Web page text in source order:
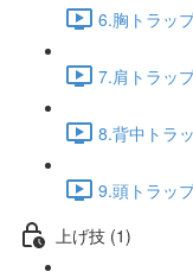
6.胸トラッ
7.肩トラッ
8.背中トラ
9.頭トラッ
上げ技 (1)